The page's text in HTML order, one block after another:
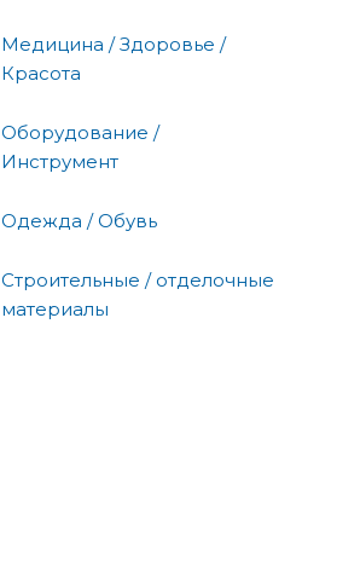
Медицина / Здоровье /
Красота
Оборудование /
Инструмент
Одежда / Обувь
Строительные / отделочные
материалы